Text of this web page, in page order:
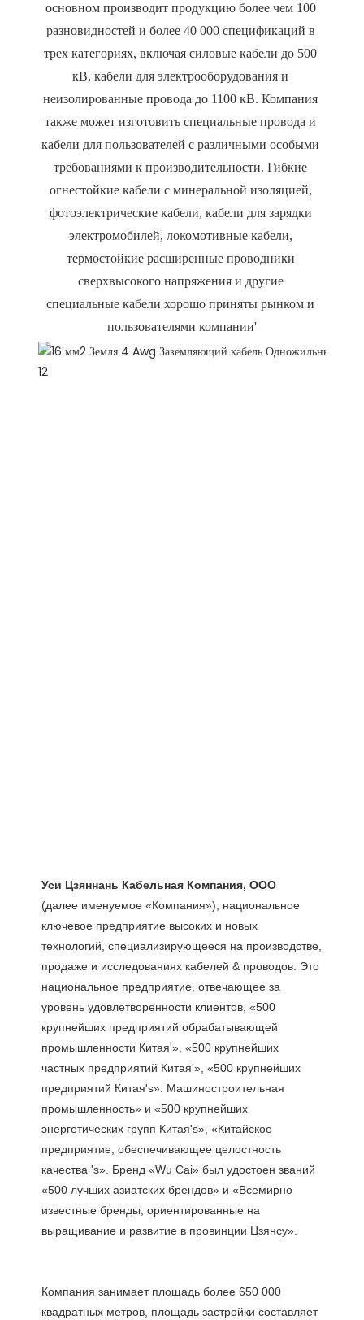
основном производит продукцию более чем 100
разновидностей и более 40 000 спецификаций в
трех категориях, включая силовые кабели до 500
кВ, кабели для электрооборудования и
неизолированные провода до 1100 кВ. Компания
также может изготовить специальные провода и
кабели для пользователей с различными особыми
требованиями к производительности. Гибкие
огнестойкие кабели с минеральной изоляцией,
фотоэлектрические кабели, кабели для зарядки
электромобилей, локомотивные кабели,
термостойкие расширенные проводники
сверхвысокого напряжения и другие
специальные кабели хорошо приняты рынком и
(далее именуемое «Компания»), национальное
ключевое предприятие высоких и новых
технологий, специализирующееся на производстве,
продаже и исследованиях кабелей & проводов. Это
национальное предприятие, отвечающее за
уровень удовлетворенности клиентов, «500
крупнейших предприятий обрабатывающей
промышленности Китая'», «500 крупнейших
частных предприятий Китая'», «500 крупнейших
предприятий Китая's». Машиностроительная
промышленность» и «500 крупнейших
энергетических групп Китая's», «Китайское
предприятие, обеспечивающее целостность
качества 's». Бренд «Wu Cai» был удостоен званий
«500 лучших азиатских брендов» и «Всемирно
известные бренды, ориентированные на
Компания занимает площадь более 650 000
квадратных метров, площадь застройки составляет